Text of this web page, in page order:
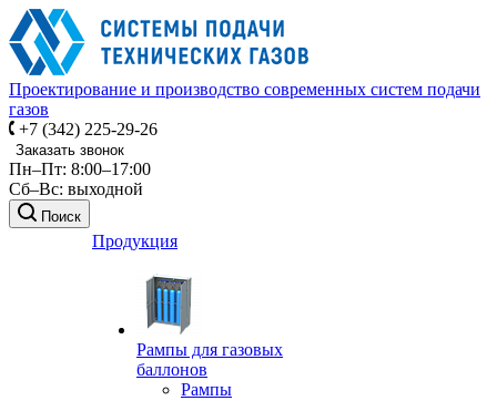
Проектирование и производство современных систем подачи
газов
+7 (342) 225-29-26
Заказать звонок
Пн–Пт: 8:00–17:00
Сб–Вс: выходной
Поиск
Продукция
Рампы для газовых
баллонов
Рампы